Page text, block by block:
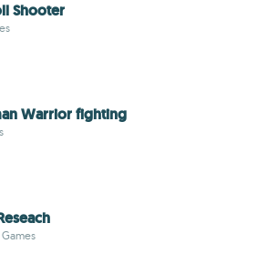
Shooter
Warrior fighting